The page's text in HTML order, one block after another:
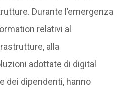
Durante l’emergenza
relativi al
alla
adottate di digital
dei dipendenti, hanno